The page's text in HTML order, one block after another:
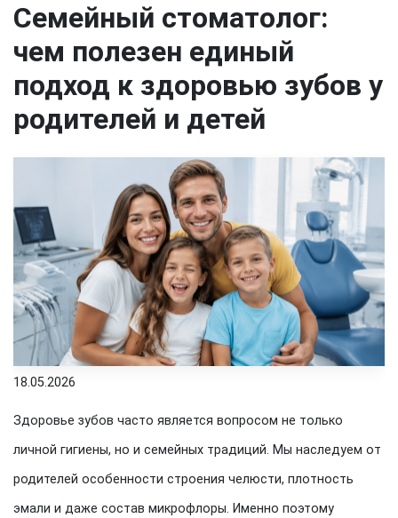
Семейный стоматолог:
чем полезен единый
подход к здоровью зубов у
родителей и детей
18.05.2026
Здоровье зубов часто является вопросом не только
личной гигиены, но и семейных традиций. Мы наследуем от
родителей особенности строения челюсти, плотность
эмали и даже состав микрофлоры. Именно поэтому